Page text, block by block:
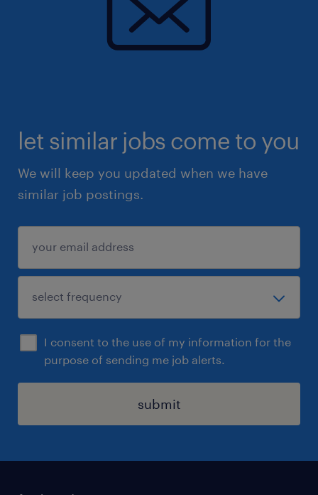
let similar jobs come to you
We will keep you updated when we have
similar job postings.
I consent to the use of my information for the
purpose of sending me job alerts.
submit